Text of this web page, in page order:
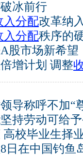
冰前行
入分配改革纳
入分配秩序的
股市场新希望
增计划 调整
导称呼不加“
持劳动可给
校毕业生择
日在中国钓鱼